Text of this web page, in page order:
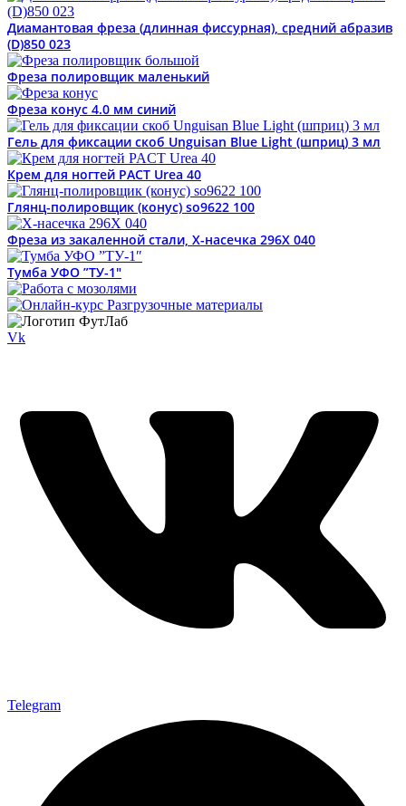
Диамантовая фреза (длинная фиссурная), средний абразив
(D)850 023
Фреза полировщик маленький
Фреза конус 4.0 мм синий
Гель для фиксации скоб Unguisan Blue Light (шприц) 3 мл
Крем для ногтей PACT Urea 40
Глянц-полировщик (конус) so9622 100
Фреза из закаленной стали, Х-насечка 296X 040
Тумба УФО ”ТУ-1″
Vk
Telegram